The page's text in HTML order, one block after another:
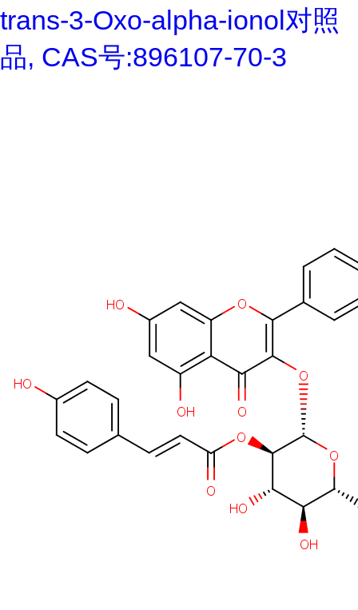
trans-3-Oxo-alpha-ionol对照
品, CAS号:896107-70-3